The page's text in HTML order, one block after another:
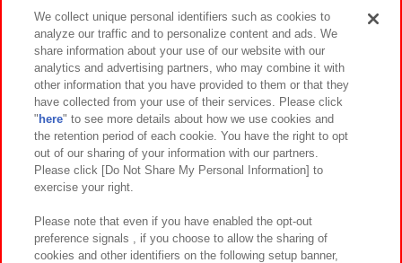
イベント・キャンペーン
関連会社 サステナビリティ サイトポリシー
プライバシーポリシー ウェブアクセシビリティ方針と検証結果
お取引先さまとともに
カスタマーハラスメント対応方針 よくあるご質問・お問い合わせ
We collect unique personal identifiers such as cookies to
analyze our traffic and to personalize content and ads. We
share information about your use of our website with our
analytics and advertising partners, who may combine it with
other information that you have provided to them or that they
have collected from your use of their services. Please click
" here" to see more details about how we use cookies and
the retention period of each cookie. You have the right to opt
out of our sharing of your information with our partners.
Please click [Do Not Share My Personal Information] to
exercise your right.
Please note that even if you have enabled the opt-out
preference signals , if you choose to allow the sharing of
cookies and other identifiers on the following setup banner,